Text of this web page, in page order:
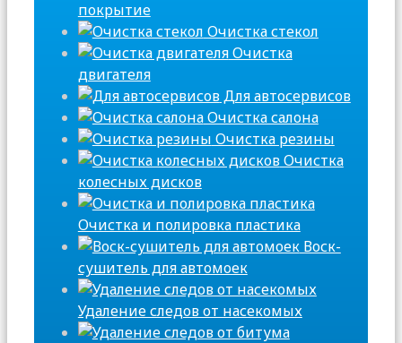
покрытие
Очистка стекол
Очистка
двигателя
Для автосервисов
Очистка салона
Очистка резины
Очистка
колесных дисков
Очистка и полировка пластика
Воск-
сушитель для автомоек
Удаление следов от насекомых